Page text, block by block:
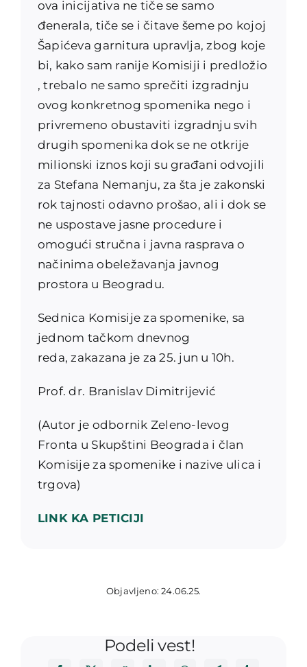
ova inicijativa ne tiče se samo
đenerala, tiče se i čitave šeme po kojoj
Šapićeva garnitura upravlja, zbog koje
bi, kako sam ranije Komisiji i predložio
, trebalo ne samo sprečiti izgradnju
ovog konkretnog spomenika nego i
privremeno obustaviti izgradnju svih
drugih spomenika dok se ne otkrije
milionski iznos koji su građani odvojili
za Stefana Nemanju, za šta je zakonski
rok tajnosti odavno prošao, ali i dok se
ne uspostave jasne procedure i
omogući stručna i javna rasprava o
načinima obeležavanja javnog
prostora u Beogradu.
Sednica Komisije za spomenike, sa
jednom tačkom dnevnog
reda, zakazana je za 25. jun u 10h.
Prof. dr. Branislav Dimitrijević
(Autor je odbornik Zeleno-levog
Fronta u Skupštini Beograda i član
Komisije za spomenike i nazive ulica i
trgova)
LINK KA PETICIJI
Objavljeno: 24.06.25.
Podeli vest!